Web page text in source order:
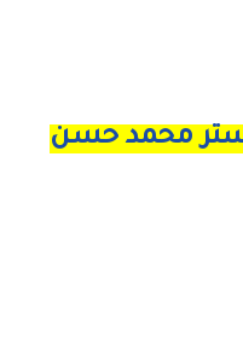
محمد حسن